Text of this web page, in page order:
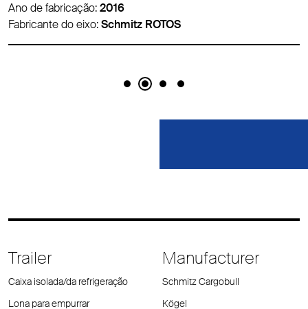
Ano de fabricação:2016
Fabricante do eixo:Schmitz ROTOS
Trailer
Caixa isolada/da refrigeração
Lona para empurrar
Manufacturer
Schmitz Cargobull
Kögel